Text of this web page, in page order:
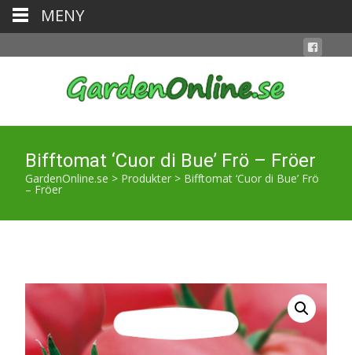
Bifftomat ‘Cuor di Bue’ Frö – Fröer
GardenOnline.se > Produkter > Bifftomat ‘Cuor di Bue’ Frö
– Fröer
MENY